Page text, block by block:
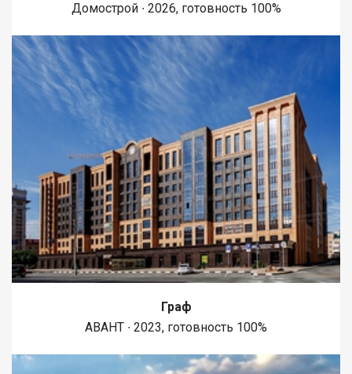
Домострой ∙ 2026, готовность 100%
Граф
АВАНТ ∙ 2023, готовность 100%